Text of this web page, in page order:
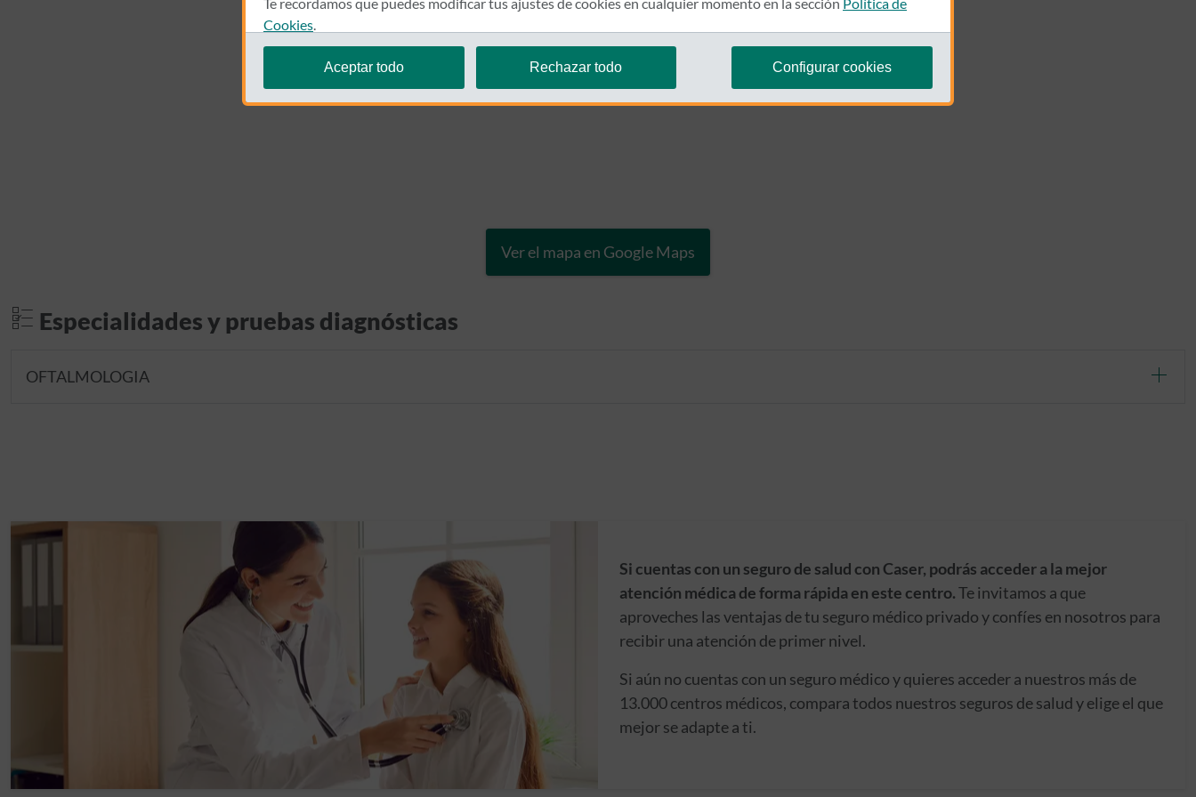
Ver el mapa en Google Maps
Especialidades y pruebas diagnósticas
OFTALMOLOGIA
Si cuentas con un seguro de salud con Caser, podrás acceder a la mejor
atención médica de forma rápida en este centro.Te invitamos a que
aproveches las ventajas de tu seguro médico privado y confíes en nosotros para
recibir una atención de primer nivel.
Si aún no cuentas con un seguro médico y quieres acceder a nuestros más de
13.000 centros médicos, compara todos nuestros seguros de salud y elige el que
mejor se adapte a ti.
Cookies.
Aceptar todo Rechazar todo Configurar cookies